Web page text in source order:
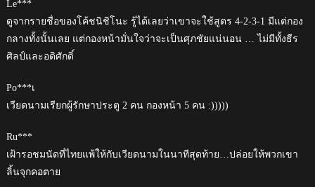
Le***
ดูจากรายชื่อของโค้ชนิชิโนะ รู้ได้เลยว่าเขาจะใช้สูตร 4-2-3-1 มีแต่กอง
กลางทั้งนั้นเลย แต่กองหน้ามั่นใจว่าจะเป็นศุภชัยแน่นอน … ไม่มีทั้งธีร
ศิลป์และอดิศักดิ์
Po***เ
เวียดนามเรียกผู้รักษาประตู 2 คน กองหน้า 5 คน :)))))
Ru***
เฝ้ารอชมนัดที่ไทยแพ้ให้กับเวียดนามในนาทีสุดท้าย…ปล่อยให้พวกเขา
ลิ้นจุกคอตาย